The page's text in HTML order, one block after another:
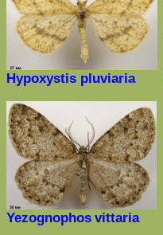
Hypoxystis pluviaria
Yezognophos vittaria